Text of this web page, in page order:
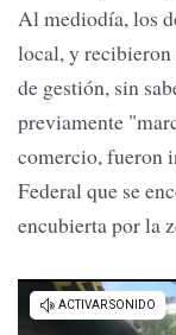
Al mediodía, los
local, y recibieron
de gestión, sin
previamente
comercio, fueron
Federal que se
encubierta por la